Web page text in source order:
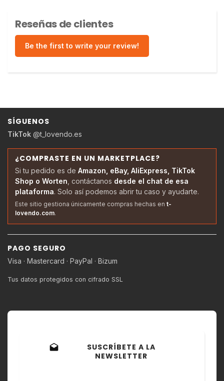
Reseñas de clientes
Be the first to write your review!
SÍGUENOS
TikTok @t_lovendo.es
¿COMPRASTE EN UN MARKETPLACE?
Si tu pedido es de Amazon, eBay, AliExpress, TikTok
Shop o Worten , contáctanos desde el chat de esa
plataforma. Solo así podemos abrir tu caso y ayudarte.
Este sitio gestiona únicamente compras hechas en t-
lovendo.com.
PAGO SEGURO
Visa · Mastercard · PayPal · Bizum
Tus datos protegidos con cifrado SSL
drafts
SUSCRÍBETE A LA
NEWSLETTER